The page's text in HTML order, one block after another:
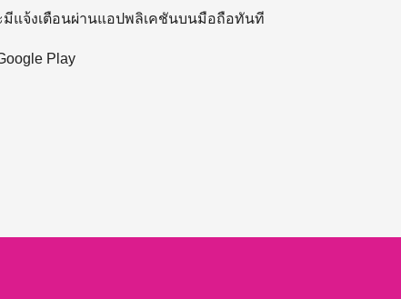
แจ้งเตือนผ่านแอปพลิเคชันบนมือถือทันที
Play